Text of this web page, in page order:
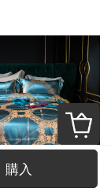
購入